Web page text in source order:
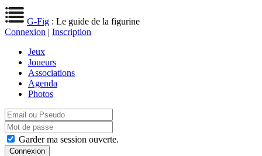
G-Fig : Le guide de la figurine
Connexion | Inscription
Jeux
Joueurs
Associations
Agenda
Photos
Garder ma session ouverte.